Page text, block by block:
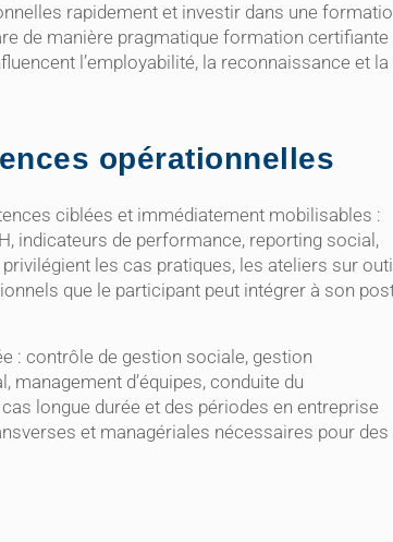
rapidement et investir dans une
de manière pragmatique formation certifiante
l’employabilité, la reconnaissance et la
opérationnelles
ciblées et immédiatement mobilisables :
indicateurs de performance, reporting social,
les cas pratiques, les ateliers sur
que le participant peut intégrer à son
: contrôle de gestion sociale, gestion
d’équipes, conduite du
longue durée et des périodes en entreprise
et managériales nécessaires pour des